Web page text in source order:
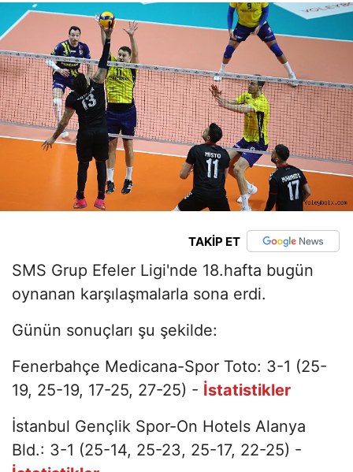
TAKİP ET
SMS Grup Efeler Ligi'nde 18.hafta bugün
oynanan karşılaşmalarla sona erdi.
Günün sonuçları şu şekilde:
Fenerbahçe Medicana-Spor Toto: 3-1 (25-
19, 25-19, 17-25, 27-25) - İstatistikler
İstanbul Gençlik Spor-On Hotels Alanya
Bld.: 3-1 (25-14, 25-23, 25-17, 22-25) -